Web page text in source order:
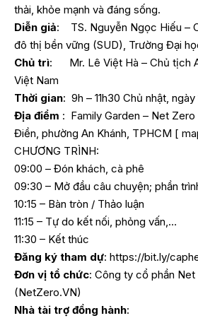
thải, khỏe mạnh và đáng sống.
Diễn giả: TS. Nguyễn Ngọc Hiếu –
đô thị bền vững (SUD), Trường Đại
Chủ trì: Mr. Lê Việt Hà – Chủ tịch
Việt Nam
Thời gian: 9h – 11h30 Chủ nhật,
Địa điểm : Family Garden – Net
Điền, phường An Khánh, TPHCM [
CHƯƠNG TRÌNH:
09:00 – Đón khách, cà phê
09:30 – Mở đầu câu chuyện; phần
10:15 – Bàn tròn / Thảo luận
11:15 – Tự do kết nối, phỏng vấn,…
11:30 – Kết thúc
Đăng ký tham dự: https://bit.ly/
Đơn vị tổ chức: Công ty cổ phần
(NetZero.VN)
Nhà tài trợ đồng hành: